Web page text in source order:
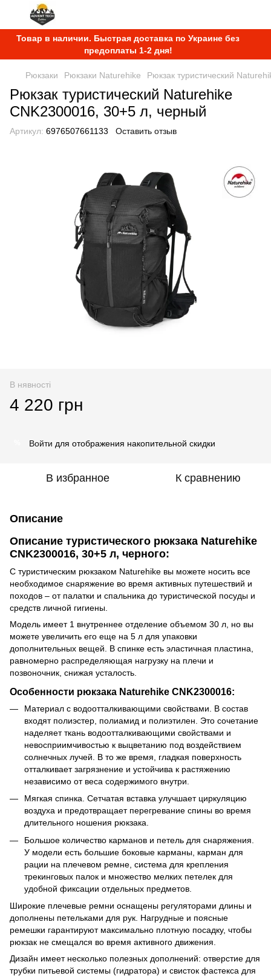
Товар в наличии. Быстрая доставка по Украине без
предоплаты 1-2 дня!
Рюкзаки Рюкзаки Naturehike Рюкзак туристический
Рюкзак туристический Naturehike
CNK2300016, 30+5 л, черный
Артикул: 6976507661133 Оставить отзыв
В нявності
4 220 грн
Войти для отображения накопительной скидки
В избранное К сравнению
Описание
Описание туристического рюкзака Naturehike
CNK2300016, 30+5 л, черного:
С туристическим рюкзаком Naturehike вы можете носить все
необходимое снаряжение во время активных путешествий и
походов – от палатки и спальника до туристической посуды и
средств личной гигиены.
Модель имеет 1 внутреннее отделение объемом 30 л, но вы
можете увеличить его еще на 5 л для упаковки
дополнительных вещей. В спинке есть эластичная пластина,
равномерно распределяющая нагрузку на плечи и
позвоночник, снижая усталость.
Особенности рюкзака Naturehike CNK2300016:
Материал с водоотталкивающими свойствами. В состав
входят полиэстер, полиамид и полиэтилен. Это сочетание
наделяет ткань водоотталкивающими свойствами и
невосприимчивостью к выцветанию под воздействием
солнечных лучей. В то же время, гладкая поверхность
отталкивает загрязнение и устойчива к растяжению
независимо от веса содержимого внутри.
Мягкая спинка. Сетчатая вставка улучшает циркуляцию
воздуха и предотвращает перегревание спины во время
длительного ношения рюкзака.
Большое количество карманов и петель для снаряжения.
У модели есть большие боковые карманы, карман для
рации на плечевом ремне, система для крепления
трекинговых палок и множество мелких петелек для
удобной фиксации отдельных предметов.
Широкие плечевые ремни оснащены регуляторами длины и
дополнены петельками для рук. Нагрудные и поясные
ремешки гарантируют максимально плотную посадку, чтобы
рюкзак не смещался во время активного движения.
Дизайн имеет несколько полезных дополнений: отверстие для
трубки питьевой системы (гидратора) и свисток фастекса для